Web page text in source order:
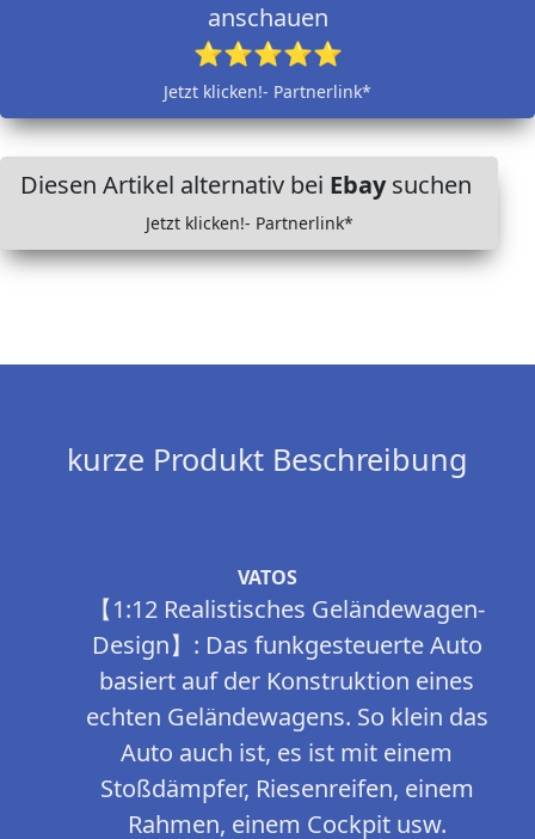
anschauen
⭐⭐⭐⭐⭐
Jetzt klicken!- Partnerlink*
Diesen Artikel alternativ bei Ebaysuchen
Jetzt klicken!- Partnerlink*
kurze Produkt Beschreibung
VATOS
【1:12 Realistisches Geländewagen-
Design】: Das funkgesteuerte Auto
basiert auf der Konstruktion eines
echten Geländewagens. So klein das
Auto auch ist, es ist mit einem
Stoßdämpfer, Riesenreifen, einem
Rahmen, einem Cockpit usw.